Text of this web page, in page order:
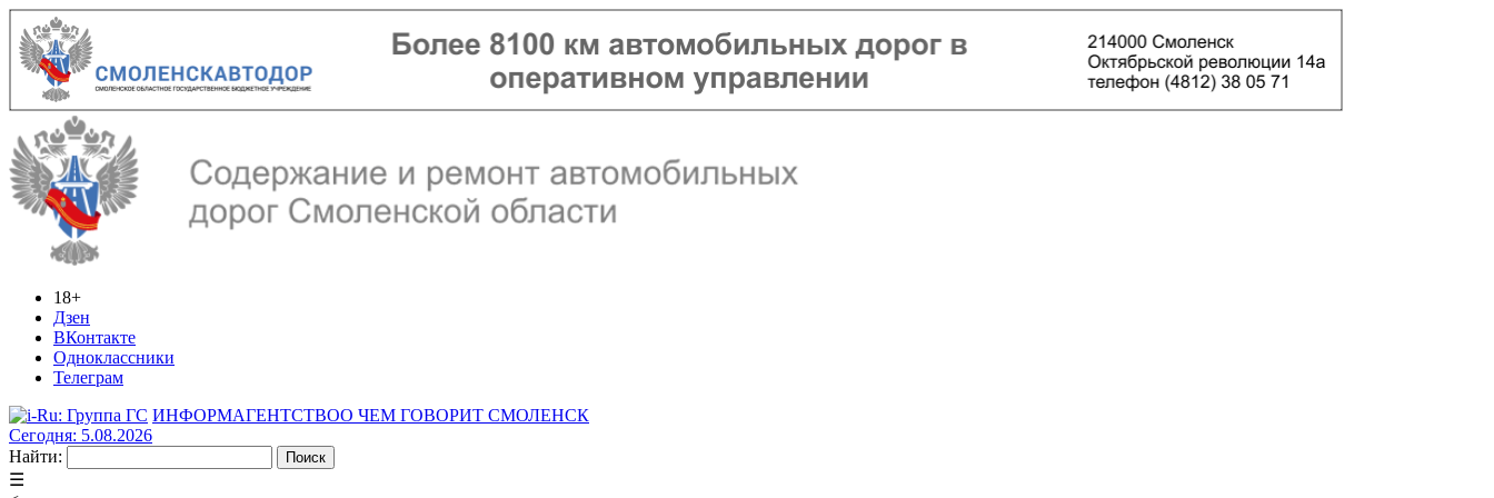
18+
Дзен
ВКонтакте
Одноклассники
Телеграм
ИНФОРМАГЕНТСТВОО ЧЕМ ГОВОРИТ СМОЛЕНСК
Сегодня: 5.08.2026
Найти:
☰